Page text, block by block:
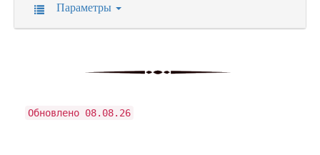
Параметры
Обновлено 08.08.26